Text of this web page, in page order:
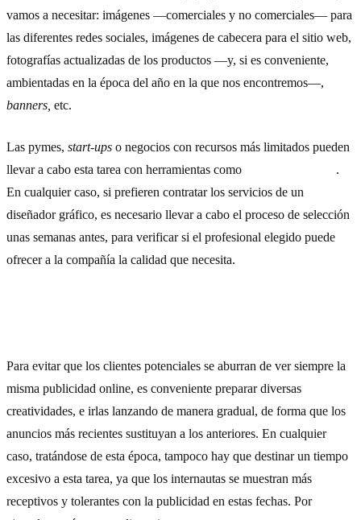
vamos a necesitar: imágenes —comerciales y no comerciales— para
las diferentes redes sociales, imágenes de cabecera para el sitio web,
fotografías actualizadas de los productos —y, si es conveniente,
ambientadas en la época del año en la que nos encontremos—,
banners, etc.
Las pymes, start-ups o negocios con recursos más limitados pueden
llevar a cabo esta tarea con herramientas como
.
En cualquier caso, si prefieren contratar los servicios de un
diseñador gráfico, es necesario llevar a cabo el proceso de selección
unas semanas antes, para verificar si el profesional elegido puede
ofrecer a la compañía la calidad que necesita.
Para evitar que los clientes potenciales se aburran de ver siempre la
misma publicidad online, es conveniente preparar diversas
creatividades, e irlas lanzando de manera gradual, de forma que los
anuncios más recientes sustituyan a los anteriores. En cualquier
caso, tratándose de esta época, tampoco hay que destinar un tiempo
excesivo a esta tarea, ya que los internautas se muestran más
receptivos y tolerantes con la publicidad en estas fechas. Por